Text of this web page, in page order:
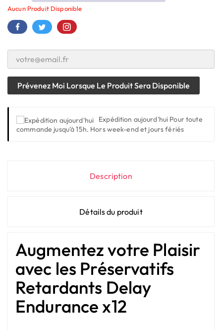
Aucun Produit Disponible
Prévenez Moi Lorsque Le Produit Sera Disponible
Expédition aujourd'hui Pour toute
commande jusqu'à 15h. Hors week-end et jours fériés
Description
Détails du produit
Augmentez votre Plaisir
avec les Préservatifs
Retardants Delay
Endurance x12